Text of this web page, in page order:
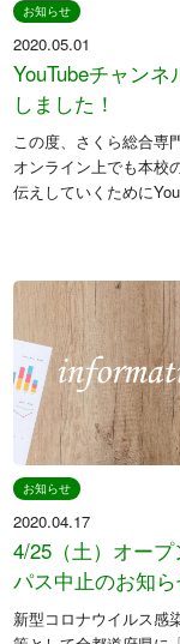
お知らせ
2020.05.01
YouTubeチャンネ
しました！
この度、さくら総合専
オンライン上でも本校
伝えしていくために
クセスすることができ
お知らせ
2020.04.17
4/25（土）オー
パス中止のお知
新型コロナウイルス感